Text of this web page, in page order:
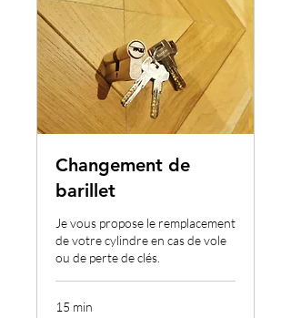
Changement de
barillet
Je vous propose le remplacement
de votre cylindre en cas de vole
ou de perte de clés.
15 min